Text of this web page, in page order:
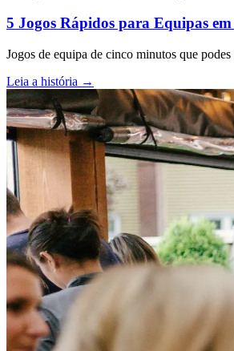
5 Jogos Rápidos para Equipas
Jogos de equipa de cinco minutos que
Leia a história →